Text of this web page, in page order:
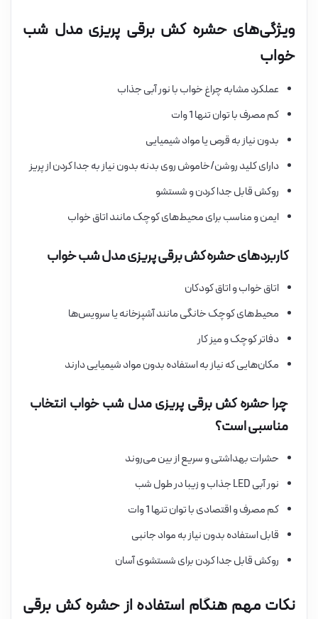
ویژگی‌های حشره کش برقی پریزی مدل شب
خواب
عملکرد مشابه چراغ خواب با نور آبی جذاب
کم مصرف با توان تنها 1 وات
بدون نیاز به قرص یا مواد شیمیایی
دارای کلید روشن/خاموش روی بدنه بدون نیاز به جدا کردن از پریز
روکش قابل جدا کردن و شستشو
ایمن و مناسب برای محیط‌های کوچک مانند اتاق خواب
کاربردهای حشره کش برقی پریزی مدل شب خواب
اتاق خواب و اتاق کودکان
محیط‌های کوچک خانگی مانند آشپزخانه یا سرویس‌ها
دفاتر کوچک و میز کار
مکان‌هایی که نیاز به استفاده بدون مواد شیمیایی دارند
چرا حشره کش برقی پریزی مدل شب خواب انتخاب
مناسبی است؟
حشرات بهداشتی و سریع از بین می‌روند
نور آبی LED جذاب و زیبا در طول شب
کم مصرف و اقتصادی با توان تنها 1 وات
قابل استفاده بدون نیاز به مواد جانبی
روکش قابل جدا کردن برای شستشوی آسان
نکات مهم هنگام استفاده از حشره کش برقی